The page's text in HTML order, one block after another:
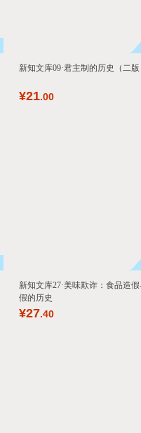
新知文库09·君主制的历史（二版
¥21.00
新知文库27·美味欺诈：食品造
假的历史
¥27.40